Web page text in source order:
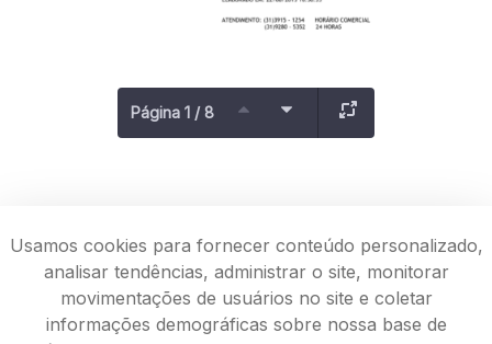
Página 1 / 8
Usamos cookies para fornecer conteúdo personalizado,
analisar tendências, administrar o site, monitorar
movimentações de usuários no site e coletar
informações demográficas sobre nossa base de